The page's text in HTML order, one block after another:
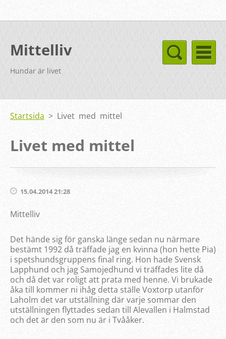
Mittelliv
Hundar är livet
Startsida > Livet med mittel
Livet med mittel
15.04.2014 21:28
Mittelliv
Det hände sig för ganska länge sedan nu närmare
bestämt 1992 då träffade jag en kvinna (hon hette Pia)
i spetshundsgruppens final ring. Hon hade Svensk
Lapphund och jag Samojedhund vi träffades lite då
och då det var roligt att prata med henne. Vi brukade
åka till kommer ni ihåg detta ställe Voxtorp utanför
Laholm det var utställning där varje sommar den
utställningen flyttades sedan till Alevallen i Halmstad
och det är den som nu är i Tvååker.